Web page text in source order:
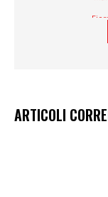
ARTICOLI